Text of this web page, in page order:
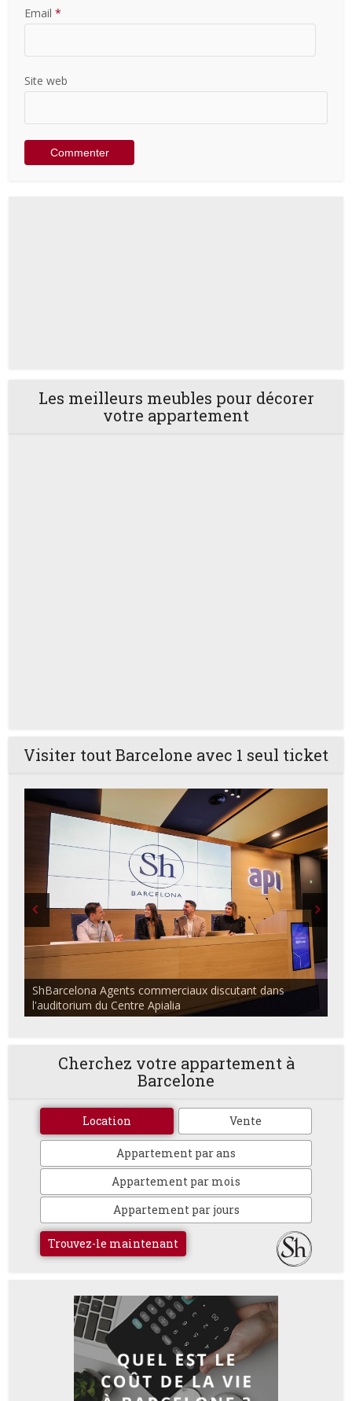
Email *
Site web
Les meilleurs meubles pour décorer
votre appartement
Visiter tout Barcelone avec 1 seul ticket
ShBarcelona Agents commerciaux discutant dans
l'auditorium du Centre Apialia
Cherchez votre appartement à
Barcelone
Location Vente
Appartement par ans
Appartement par mois
Appartement par jours
Trouvez-le maintenant